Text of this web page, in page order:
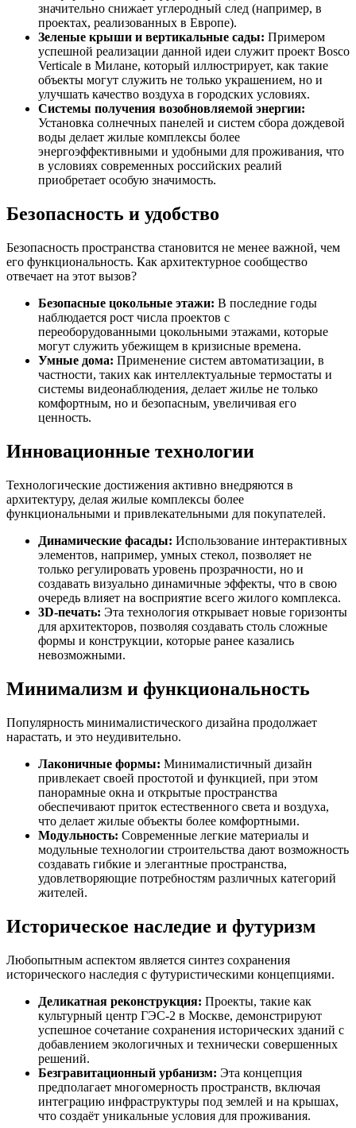
значительно снижает углеродный след (например, в
проектах, реализованных в Европе).
Зеленые крыши и вертикальные сады: Примером
успешной реализации данной идеи служит проект Bosco
Verticale в Милане, который иллюстрирует, как такие
объекты могут служить не только украшением, но и
улучшать качество воздуха в городских условиях.
Системы получения возобновляемой энергии:
Установка солнечных панелей и систем сбора дождевой
воды делает жилые комплексы более
энергоэффективными и удобными для проживания, что
в условиях современных российских реалий
приобретает особую значимость.
Безопасность и удобство
Безопасность пространства становится не менее важной, чем
его функциональность. Как архитектурное сообщество
отвечает на этот вызов?
Безопасные цокольные этажи: В последние годы
наблюдается рост числа проектов с
переоборудованными цокольными этажами, которые
могут служить убежищем в кризисные времена.
Умные дома: Применение систем автоматизации, в
частности, таких как интеллектуальные термостаты и
системы видеонаблюдения, делает жилье не только
комфортным, но и безопасным, увеличивая его
ценность.
Инновационные технологии
Технологические достижения активно внедряются в
архитектуру, делая жилые комплексы более
функциональными и привлекательными для покупателей.
Динамические фасады: Использование интерактивных
элементов, например, умных стекол, позволяет не
только регулировать уровень прозрачности, но и
создавать визуально динамичные эффекты, что в свою
очередь влияет на восприятие всего жилого комплекса.
3D-печать: Эта технология открывает новые горизонты
для архитекторов, позволяя создавать столь сложные
формы и конструкции, которые ранее казались
невозможными.
Минимализм и функциональность
Популярность минималистического дизайна продолжает
нарастать, и это неудивительно.
Лаконичные формы: Минималистичный дизайн
привлекает своей простотой и функцией, при этом
панорамные окна и открытые пространства
обеспечивают приток естественного света и воздуха,
что делает жилые объекты более комфортными.
Модульность: Современные легкие материалы и
модульные технологии строительства дают возможность
создавать гибкие и элегантные пространства,
удовлетворяющие потребностям различных категорий
жителей.
Историческое наследие и футуризм
Любопытным аспектом является синтез сохранения
исторического наследия с футуристическими концепциями.
Деликатная реконструкция: Проекты, такие как
культурный центр ГЭС-2 в Москве, демонстрируют
успешное сочетание сохранения исторических зданий с
добавлением экологичных и технически совершенных
решений.
Безгравитационный урбанизм: Эта концепция
предполагает многомерность пространств, включая
интеграцию инфраструктуры под землей и на крышах,
что создаёт уникальные условия для проживания.